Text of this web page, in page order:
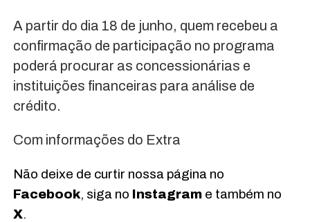
A partir do dia 18 de junho, quem recebeu a
confirmação de participação no programa
poderá procurar as concessionárias e
instituições financeiras para análise de
crédito.
Com informações do Extra
Não deixe de curtir nossa página no
Facebook, siga no Instagrame também no
X.